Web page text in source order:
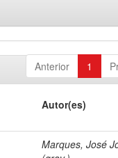
Anterior 1
Autor(es)
Marques, José